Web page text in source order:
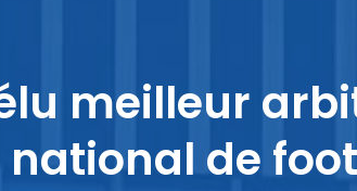
meilleur
national de